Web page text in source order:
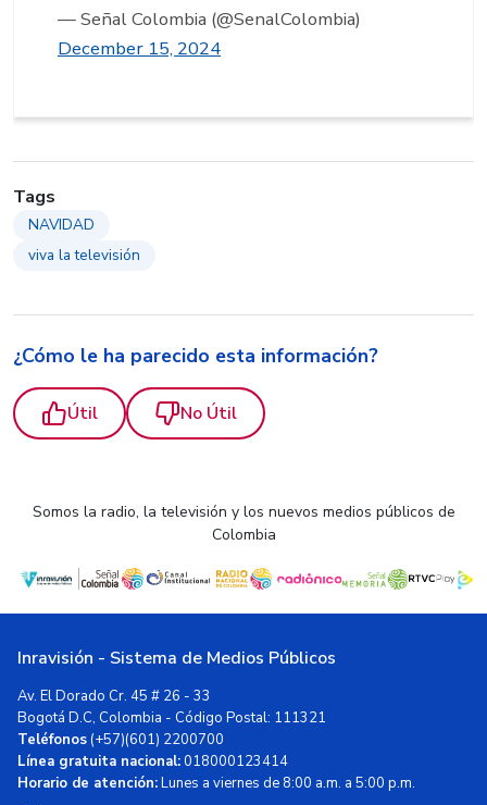
— Señal Colombia (@SenalColombia)
December 15, 2024
Tags
NAVIDAD
viva la televisión
¿Cómo le ha parecido esta información?
Útil No Útil
Somos la radio, la televisión y los nuevos medios públicos de
Colombia
Inravisión - Sistema de Medios Públicos
Av. El Dorado Cr. 45 # 26 - 33
Bogotá D.C, Colombia - Código Postal: 111321
Teléfonos(+57)(601) 2200700
Línea gratuita nacional:018000123414
Horario de atención:Lunes a viernes de 8:00 a.m. a 5:00 p.m.